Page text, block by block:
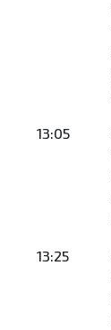
13:05
13:25